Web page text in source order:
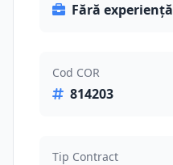
Fără experiență
Cod COR
814203
Tip Contract